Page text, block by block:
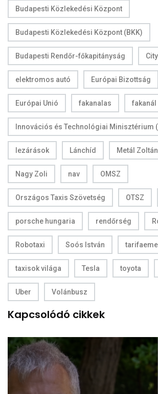
Budapesti Közlekedési Központ
Budapesti Közlekedési Központ (BKK)
Budapesti Rendőr-főkapitányság
elektromos autó Európai Bizottság
Európai Unió fakanalas fakanál
Innovációs és Technológiai Minisztérium
lezárások Lánchíd Metál Zoltán
Nagy Zoli nav OMSZ
Országos Taxis Szövetség OTSZ
porsche hungaria rendőrség
Robotaxi Soós István
taxisok világa Tesla toyota
Uber Volánbusz
Kapcsolódó cikkek